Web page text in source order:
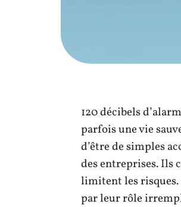
120 décibels
parfois une vie
d’être de simples
des entreprises. Ils
limitent les
par leur rôle